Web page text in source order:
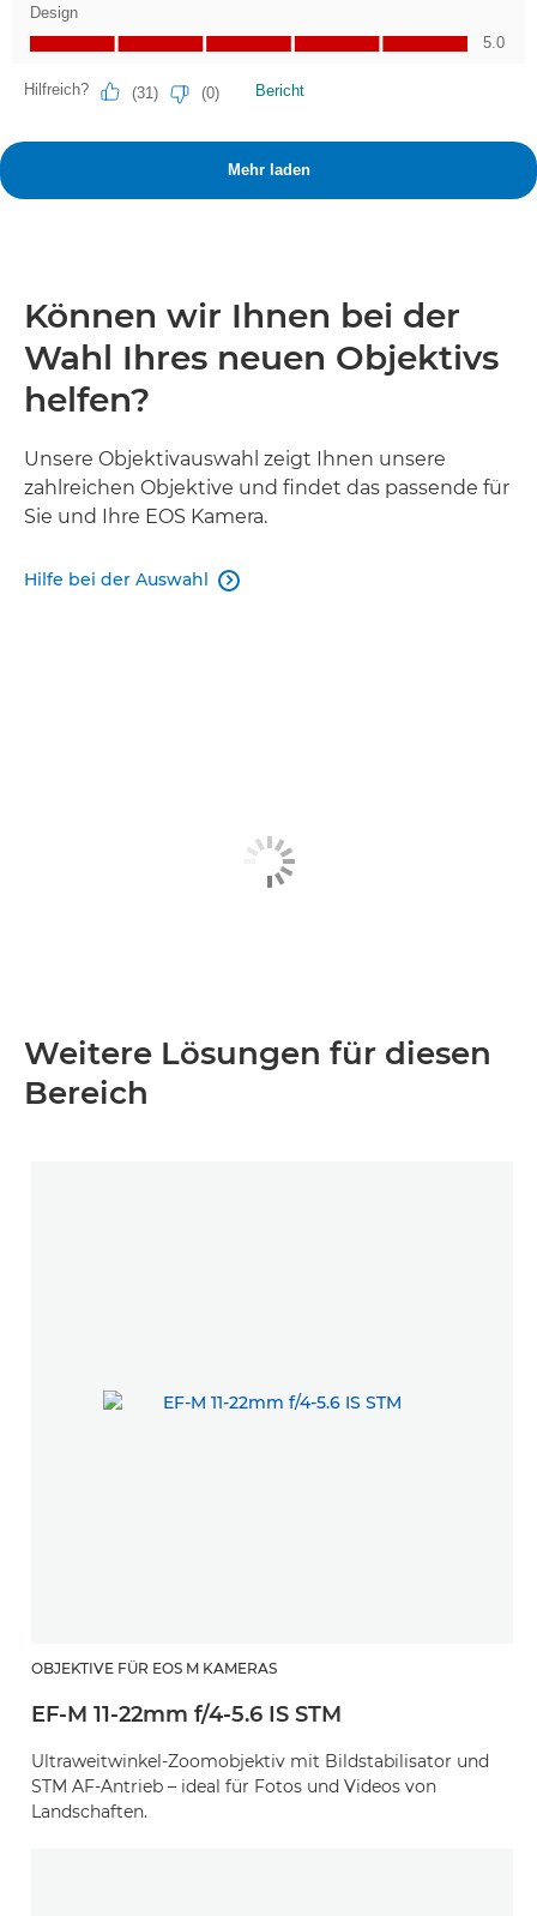
Können wir Ihnen bei der
Wahl Ihres neuen Objektivs
helfen?
Unsere Objektivauswahl zeigt Ihnen unsere
zahlreichen Objektive und findet das passende für
Sie und Ihre EOS Kamera.
Hilfe bei der Auswahl 
Weitere Lösungen für diesen
Bereich
OBJEKTIVE FÜR EOS M KAMERAS
EF-M 11-22mm f/4-5.6 IS STM
Ultraweitwinkel-Zoomobjektiv mit Bildstabilisator und
STM AF-Antrieb – ideal für Fotos und Videos von
Landschaften.